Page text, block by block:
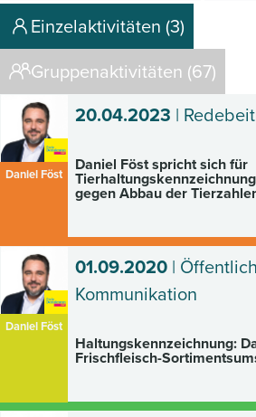
Einzelaktivitäten (3)
Gruppenaktivitäten (67)
Daniel Föst
20.04.2023 |
Daniel Föst spricht sich für
gegen Abbau der
Daniel Föst
01.09.2020|
Kommunikation
Haltungskennzeichnung:
Frischfleisch-